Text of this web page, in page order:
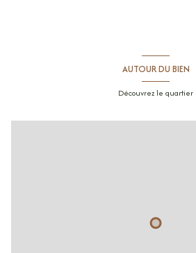
AUTOUR DU BIEN
Découvrez le quartier